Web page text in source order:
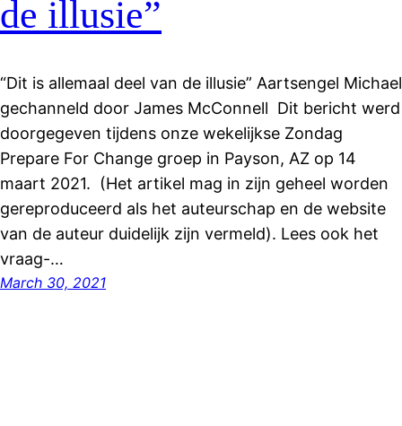
de illusie”
“Dit is allemaal deel van de illusie” Aartsengel Michael
gechanneld door James McConnell Dit bericht werd
doorgegeven tijdens onze wekelijkse Zondag
Prepare For Change groep in Payson, AZ op 14
maart 2021. (Het artikel mag in zijn geheel worden
gereproduceerd als het auteurschap en de website
van de auteur duidelijk zijn vermeld). Lees ook het
vraag-…
March 30, 2021